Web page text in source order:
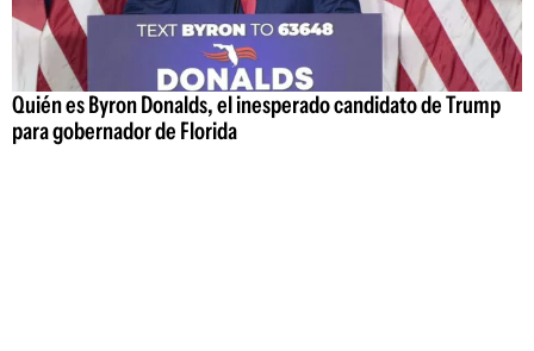
Quién es Byron Donalds, el inesperado candidato de Trump
para gobernador de Florida